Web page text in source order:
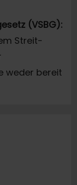
(VSBG):
Streit-
weder bereit